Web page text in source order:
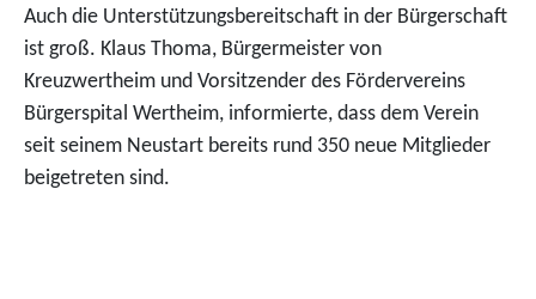
Auch die Unterstützungsbereitschaft in der Bürgerschaft
ist groß. Klaus Thoma, Bürgermeister von
Kreuzwertheim und Vorsitzender des Fördervereins
Bürgerspital Wertheim, informierte, dass dem Verein
seit seinem Neustart bereits rund 350 neue Mitglieder
beigetreten sind.